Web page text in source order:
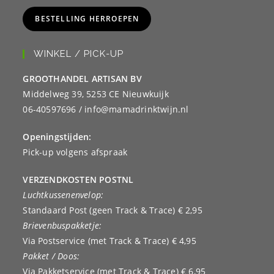
BESTELLING HERROEPEN
WINKEL / PICK-UP
GROOTHANDEL ARTISAN BV
Middelweg 39, 5253 CE Nieuwkuijk
06-40597696 / info@mamadrinktwijn.nl
Openingstijden:
Pick-up volgens afspraak
VERZENDKOSTEN POSTNL
Luchtkussenenvelop:
Standaard Post (geen Track & Trace) € 2,95
Brievenbuspakketje:
Via Postservice (met Track & Trace) € 4,95
Pakket / Doos:
Via Pakketservice (met Track & Trace) € 6,95